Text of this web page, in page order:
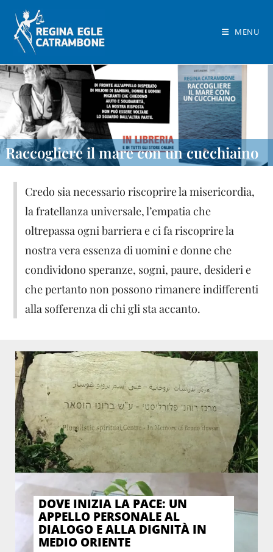
MENU
Raccogliere il mare con un cucchiaino
Credo sia necessario riscoprire la misericordia,
la fratellanza universale, l’empatia che
oltrepassa ogni barriera e ci fa riscoprire la
nostra vera essenza di uomini e donne che
condividono speranze, sogni, paure, desideri e
che pertanto non possono rimanere indifferenti
alla sofferenza di chi gli sta accanto.
DOVE INIZIA LA PACE: UN
APPELLO PERSONALE AL
DIALOGO E ALLA DIGNITÀ IN
MEDIO ORIENTE